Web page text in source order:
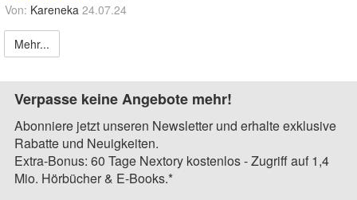
Von: Kareneka 24.07.24
Mehr...
Verpasse keine Angebote mehr!
Abonniere jetzt unseren Newsletter und erhalte exklusive
Rabatte und Neuigkeiten.
Extra-Bonus: 60 Tage Nextory kostenlos - Zugriff auf 1,4
Mio. Hörbücher & E-Books.*